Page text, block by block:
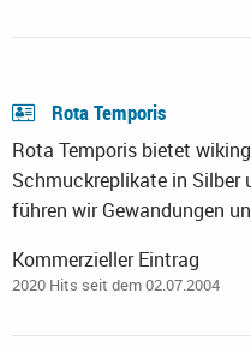
Rota Temporis
Rota Temporis bietet
Schmuckreplikate in Silber
führen wir Gewandungen
Kommerzieller Eintrag
2020 Hits seit dem 02.07.2004